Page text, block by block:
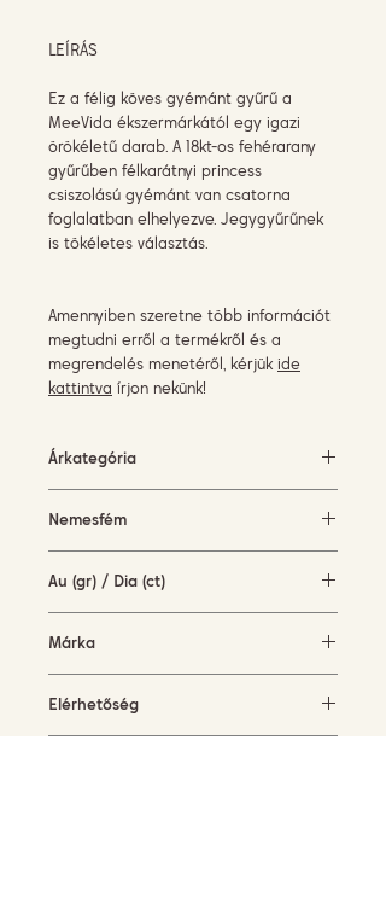
LEÍRÁS
Ez a félig köves gyémánt gyűrű a
MeeVida ékszermárkától egy igazi
örökéletű darab. A 18kt-os fehérarany
gyűrűben félkarátnyi princess
csiszolású gyémánt van csatorna
foglalatban elhelyezve. Jegygyűrűnek
is tökéletes választás.
Amennyiben szeretne több információt
megtudni erről a termékről és a
megrendelés menetéről, kérjük ide
kattintva írjon nekünk!
Árkategória
Nemesfém
Au (gr) / Dia (ct)
Márka
Elérhetőség